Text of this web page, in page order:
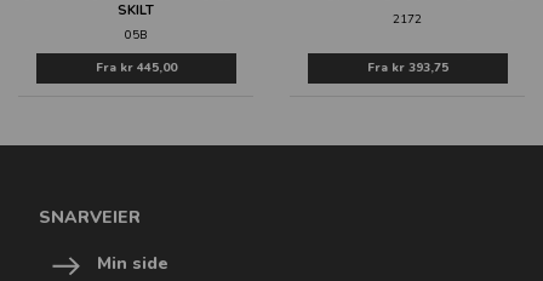
SKILT
05B
Fra kr 445,00
2172
Fra kr 393,75
SNARVEIER
Min side